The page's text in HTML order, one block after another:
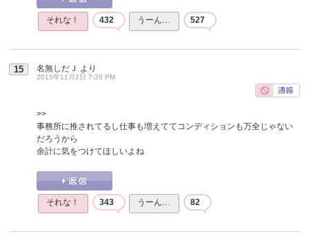
それな！ 432 うーん… 527
15 名無しだＪ より
2015年11月2日 7:26 PM
>>
事務所に推されてるし仕事も増えててコンディションも万全じゃない
だろうから
余計に気をつけてほしいよね
それな！ 343 うーん… 82